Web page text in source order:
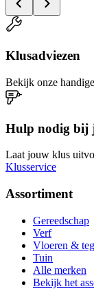
Klusadviezen
Bekijk onze handige
Hulp nodig bij
Laat jouw klus
Klusservice
Assortiment
Gereedschap
Verf
Vloeren &
Tuin
Alle merken
Bekijk het